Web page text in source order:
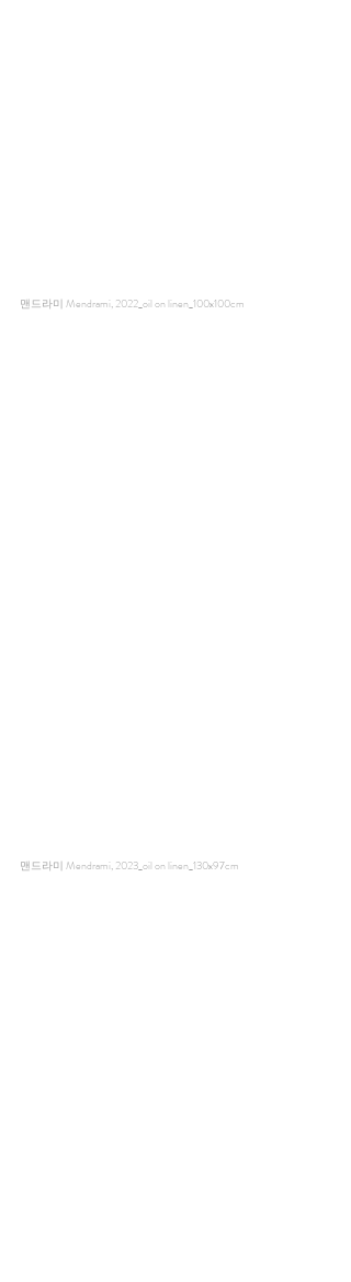
맨드라미 Mendrami, 2022_oil on linen_100x100cm
맨드라미 Mendrami, 2023_oil on linen_130x97cm